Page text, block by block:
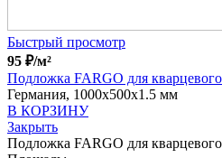
Быстрый просмотр
95 ₽/м²
Подложка FARGO для
Германия, 1000x500x1.5 мм
В КОРЗИНУ
Закрыть
Подложка FARGO для